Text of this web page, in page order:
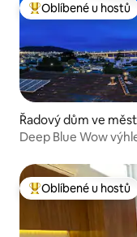
Nejlepší v kategorii
Oblíbené u hostů
Řadový dům ve
Deep Blue Wow
Nejlepší v kategorii
Oblíbené u hostů